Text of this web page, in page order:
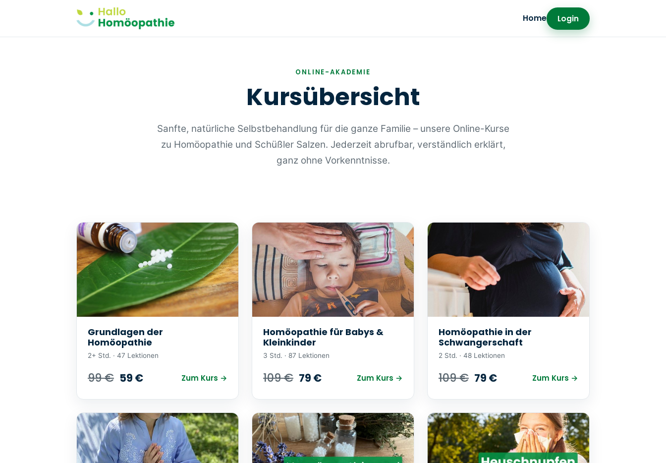
Home Login
ONLINE-AKADEMIE
Kursübersicht
Sanfte, natürliche Selbstbehandlung für die ganze Familie – unsere Online-Kurse
zu Homöopathie und Schüßler Salzen. Jederzeit abrufbar, verständlich erklärt,
ganz ohne Vorkenntnisse.
Grundlagen der
Homöopathie
2+ Std. · 47 Lektionen
99 € 59 € Zum Kurs →
Homöopathie für Babys &
Kleinkinder
3 Std. · 87 Lektionen
109 € 79 € Zum Kurs →
Homöopathie in der
Schwangerschaft
2 Std. · 48 Lektionen
109 € 79 € Zum Kurs →